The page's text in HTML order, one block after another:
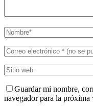
Guardar mi nombre,
navegador para la próxima